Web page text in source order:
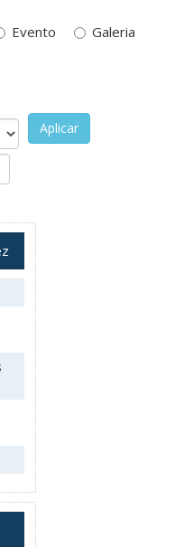
Evento
Galeria
Aplicar